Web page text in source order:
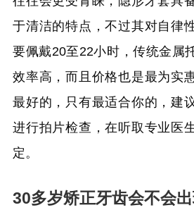
于清洁的特点，不过其对自律
要佩戴20至22小时，传统金属
效率高，而且价格也是最为实
最好的，只有最适合你的，建
进行拍片检查，在听取专业医
定。
30多岁矫正牙齿会不会